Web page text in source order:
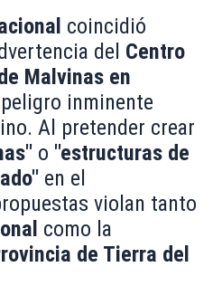
coincidió
del Centro
Malvinas en
inminente
Al pretender crear
o "estructuras de
en el
violan tanto
como la
de Tierra del